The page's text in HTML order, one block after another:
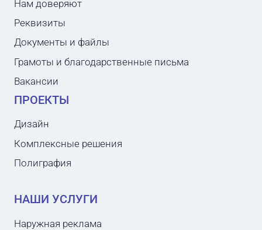
Нам доверяют
Реквизиты
Документы и файлы
Грамоты и благодарственные письма
Вакансии
ПРОЕКТЫ
Дизайн
Комплексные решения
Полиграфия
НАШИ УСЛУГИ
Наружная реклама